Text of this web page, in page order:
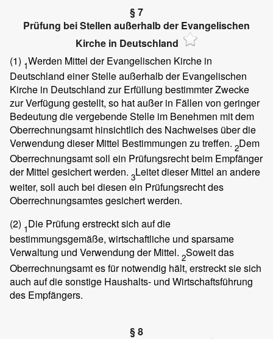
§ 7
Prüfung bei Stellen außerhalb der Evangelischen
Kirche in Deutschland
(1) 1Werden Mittel der Evangelischen Kirche in
Deutschland einer Stelle außerhalb der Evangelischen
Kirche in Deutschland zur Erfüllung bestimmter Zwecke
zur Verfügung gestellt, so hat außer in Fällen von geringer
Bedeutung die vergebende Stelle im Benehmen mit dem
Oberrechnungsamt hinsichtlich des Nachweises über die
Verwendung dieser Mittel Bestimmungen zu treffen. 2Dem
Oberrechnungsamt soll ein Prüfungsrecht beim Empfänger
der Mittel gesichert werden. 3Leitet dieser Mittel an andere
weiter, soll auch bei diesen ein Prüfungsrecht des
Oberrechnungsamtes gesichert werden.
(2) 1Die Prüfung erstreckt sich auf die
bestimmungsgemäße, wirtschaftliche und sparsame
Verwaltung und Verwendung der Mittel. 2Soweit das
Oberrechnungsamt es für notwendig hält, erstreckt sie sich
auch auf die sonstige Haushalts- und Wirtschaftsführung
des Empfängers.
§ 8